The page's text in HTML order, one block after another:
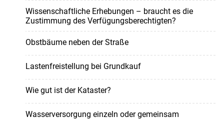
Wissenschaftliche Erhebungen – braucht es die
Zustimmung des Verfügungsberechtigten?
Obstbäume neben der Straße
Lastenfreistellung bei Grundkauf
Wie gut ist der Kataster?
Wasserversorgung einzeln oder gemeinsam